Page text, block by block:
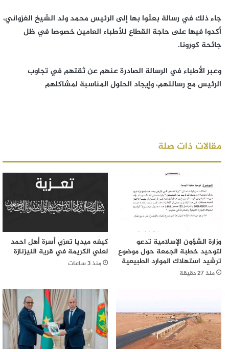
جاء ذلك في رسالة بعثوا بها إلى الرئيس محمد ولد الشيخ الغزواني،
أكدوا فيها على حاجة القطاع للأطباء العامين خصوصا في ظل
جائحة كورونا.
وعبر الأطباء في الرسالة الصادرة عنهم عن ثقتهم في تجاوب
الرئيس مع رسالتهم، وإيجاد الحلول المناسبة لمشاكلهم
مقالات ذات صلة
وزارة الشؤون الإسلامية تدعو
لتوحيد خطبة الجمعة حول موضوع
ترشيد استهلاك الموارد الطبيعية
منذ 27 دقيقة
كيفه ميديا تعزي أسرة أهل احمد
لعلي الكريمة في قرية النيزنازة
منذ 3 ساعات